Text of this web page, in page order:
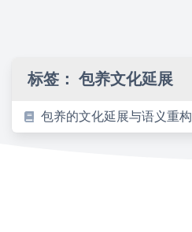
标签： 包养文化延展
包养的文化延展与语义重构